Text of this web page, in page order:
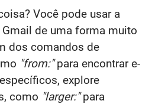
Você pode usar a
de uma forma muito
dos comandos de
"from:"para encontrar e-
explore
como "larger:"para